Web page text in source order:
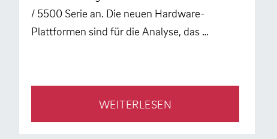
/ 5500 Serie an. Die neuen Hardware-
Plattformen sind für die Analyse, das …
WEITERLESEN